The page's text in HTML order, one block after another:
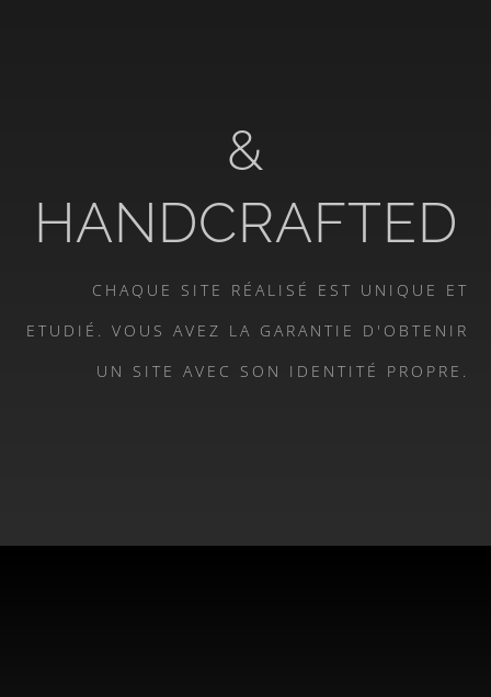
&
HANDCRAFTED
CHAQUE SITE RÉALISÉ EST UNIQUE ET
ETUDIÉ. VOUS AVEZ LA GARANTIE D'OBTENIR
UN SITE AVEC SON IDENTITÉ PROPRE.